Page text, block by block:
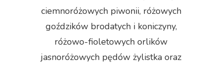
ciemnoróżowych piwonii, różowych
goździków brodatych i koniczyny,
różowo-fioletowych orlików
jasnoróżowych pędów żylistka oraz